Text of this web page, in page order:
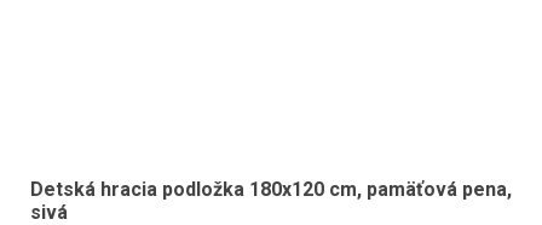
Detská hracia podložka 180x120 cm, pamäťová pena,
sivá